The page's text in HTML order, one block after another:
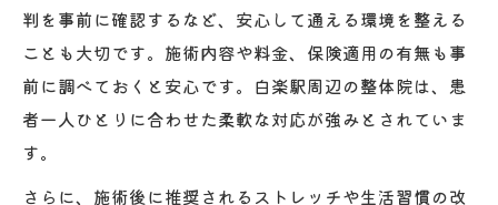
判を事前に確認するなど、安心して通える環境を整える
ことも大切です。施術内容や料金、保険適用の有無も事
前に調べておくと安心です。白楽駅周辺の整体院は、患
者一人ひとりに合わせた柔軟な対応が強みとされていま
す。
さらに、施術後に推奨されるストレッチや生活習慣の改